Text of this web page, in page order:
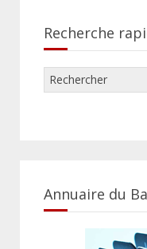
Recherche
Annuaire du